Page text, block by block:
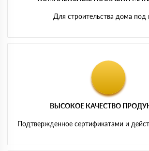
Для строительства дома под
ВЫСОКОЕ КАЧЕСТВО
Подтвержденное сертификатами и